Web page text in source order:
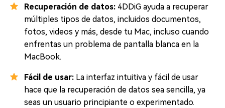
Recuperación de datos: 4DDiG ayuda a recuperar
múltiples tipos de datos, incluidos documentos,
fotos, videos y más, desde tu Mac, incluso cuando
enfrentas un problema de pantalla blanca en la
MacBook.
Fácil de usar: La interfaz intuitiva y fácil de usar
hace que la recuperación de datos sea sencilla, ya
seas un usuario principiante o experimentado.